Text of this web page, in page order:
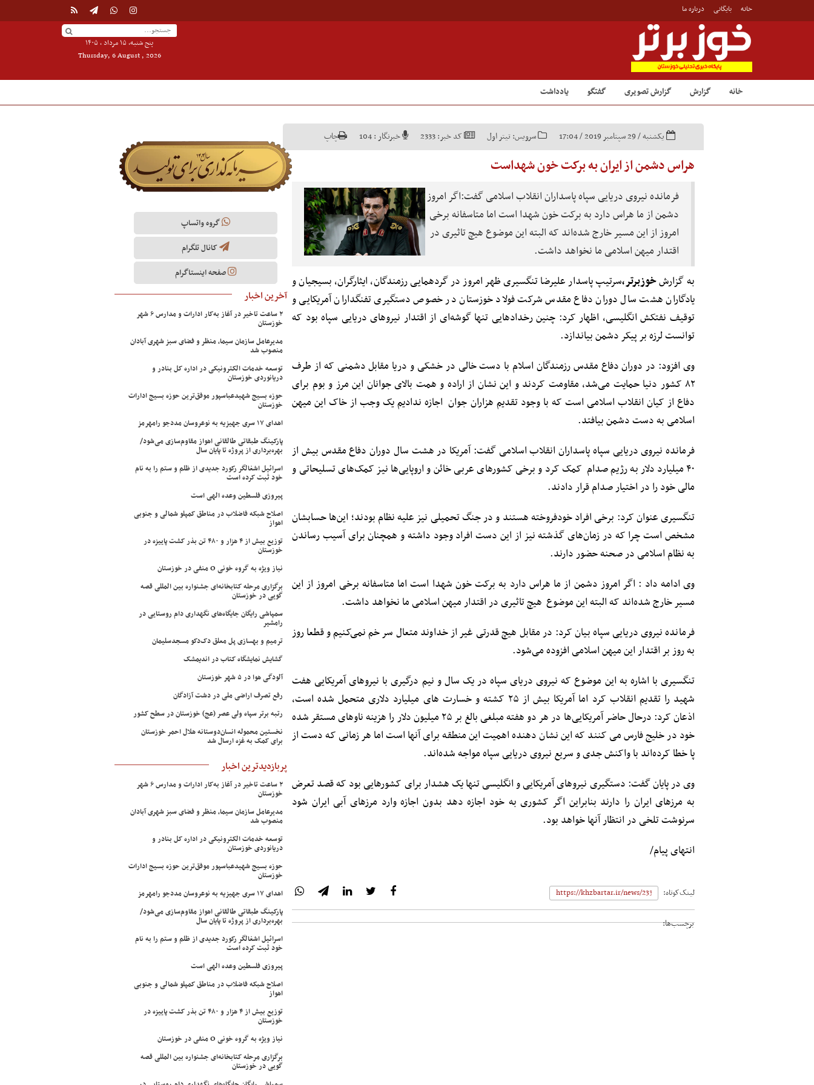
خانه بایگانی درباره ما
پنج شنبه, ۱۵ مرداد , ۱۴۰۵
Thursday, 6 August , 2026
خانه گزارش گزارش تصویری گفتگو یادداشت
یکشنبه / 29 سپتامبر 2019 / 17:04 سرویس: تیتر اول کد خبر:2333 خبرنگار :104 چاپ
هراس دشمن از ایران به برکت خون شهداست
فرمانده نیروی دریایی سپاه پاسداران انقلاب اسلامی گفت:اگر امروز
دشمن از ما هراس دارد به برکت خون شهدا است اما متاسفانه برخی
امروز از این مسیر خارج شده‌اند که البته این موضوع هیچ تاثیری در
اقتدار میهن اسلامی ما نخواهد داشت.
به گزارشخوزبرتر،سرتیپ پاسدار علیرضا تنگسیری ظهر امروز در گردهمایی رزمندگان، ایثارگران، بسیجیان و
یادگاران هشت سال دوران دفاع مقدس شرکت فولاد خوزستان در خصوص دستگیری تفنگداران آمریکایی و
توقیف نفتکش انگلیسی، اظهار کرد: چنین رخدادهایی تنها گوشه‌ای از اقتدار نیروهای دریایی سپاه بود که
توانست لرزه بر پیکر دشمن بیاندازد.
وی افزود: در دوران دفاع مقدس رزمندگان اسلام با دست خالی در خشکی و دریا مقابل دشمنی که از طرف
۸۲ کشور دنیا حمایت می‌شد، مقاومت کردند و این نشان از اراده و همت بالای جوانان این مرز و بوم برای
دفاع از کیان انقلاب اسلامی است که با وجود تقدیم هزاران جوان اجازه ندادیم یک وجب از خاک این میهن
اسلامی به دست دشمن بیافتد.
فرمانده نیروی دریایی سپاه پاسداران انقلاب اسلامی گفت: آمریکا در هشت سال دوران دفاع مقدس بیش از
۴۰ میلیارد دلار به رژیم صدام کمک کرد و برخی کشورهای عربی خائن و اروپایی‌ها نیز کمک‌های تسلیحاتی و
مالی خود را در اختیار صدام قرار دادند.
تنگسیری عنوان کرد: برخی افراد خودفروخته هستند و در جنگ تحمیلی نیز علیه نظام بودند؛ این‌ها حسابشان
مشخص است چرا که در زمان‌های گذشته نیز از این دست افراد وجود داشته و همچنان برای آسیب رساندن
به نظام اسلامی در صحنه حضور دارند.
وی ادامه داد : اگر امروز دشمن از ما هراس دارد به برکت خون شهدا است اما متاسفانه برخی امروز از این
مسیر خارج شده‌اند که البته این موضوع هیچ تاثیری در اقتدار میهن اسلامی ما نخواهد داشت.
فرمانده نیروی دریایی سپاه بیان کرد: در مقابل هیچ قدرتی غیر از خداوند متعال سر خم نمی‌کنیم و قطعا روز
به روز بر اقتدار این میهن اسلامی افزوده می‌شود.
تنگسیری با اشاره به این موضوع که نیروی دریای سپاه در یک سال و نیم درگیری با نیروهای آمریکایی هفت
شهید را تقدیم انقلاب کرد اما آمریکا بیش از ۲۵ کشته و خسارت های میلیارد دلاری متحمل شده است،
اذعان کرد: درحال حاضر آمریکایی‌ها در هر دو هفته مبلغی بالغ بر ۲۵ میلیون دلار را هزینه ناوهای مستقر شده
خود در خلیج فارس می کنند که این نشان دهنده اهمیت این منطقه برای آنها است اما هر زمانی که دست از
پا خطا کرده‌اند با واکنش جدی و سریع نیروی دریایی سپاه مواجه شده‌اند.
وی در پایان گفت: دستگیری نیروهای آمریکایی و انگلیسی تنها یک هشدار برای کشورهایی بود که قصد تعرض
به مرزهای ایران را دارند بنابراین اگر کشوری به خود اجازه دهد بدون اجازه وارد مرزهای آبی ایران شود
سرنوشت تلخی در انتظار آنها خواهد بود.
انتهای پیام/
لینک‌کوتاه:
برچسب‌ها:
گروه واتساپ
کانال تلگرام
صفحه اینستاگرام
آخرین اخبار
۲ ساعت تاخیر در آغاز به‌کار ادارات و مدارس ۶ شهر
خوزستان
مدیرعامل سازمان سیما، منظر و فضای سبز شهری آبادان
منصوب شد
توسعه خدمات الکترونیکی در اداره کل بنادر و
دریانوردی خوزستان
حوزه بسیج شهیدعباسپور موفق‌ترین حوزه بسیج ادارات
خوزستان
اهدای ۱۷ سری جهیزیه به نوعروسان مددجو رامهرمز
پارکینگ طبقاتی طالقانی اهواز مقاوم‌سازی می‌شود/
بهره‌برداری از پروژه تا پایان سال
اسرائیل اشغالگر رکورد جدیدی از ظلم و ستم را به نام
خود ثبت کرده است
پیروزی فلسطین وعده الهی است
اصلاح شبکه فاضلاب در مناطق کمپلو شمالی و جنوبی
اهواز
توزیع بیش از ۴ هزار و ۴۸۰ تن بذر کشت پاییزه در
خوزستان
نیاز ویژه به گروه خونی O منفی در خوزستان
برگزاری مرحله کتابخانه‌ای جشنواره بین المللی قصه
گویی در خوزستان
سمپاشی رایگان جایگاه‌های نگهداری دام روستایی در
رامشیر
ترمیم و بهسازی پل معلق دک‌دکو مسجدسلیمان
گشایش نمایشگاه کتاب در اندیمشک
آلودگی هوا در ۵ شهر خوزستان
رفع تصرف اراضی ملی در دشت آزادگان
رتبه برتر سپاه ولی عصر (عج) خوزستان در سطح کشور
نخستین محموله انسان‌دوستانه هلال احمر خوزستان
برای کمک به غزه ارسال شد
پربازدیدترین اخبار
۲ ساعت تاخیر در آغاز به‌کار ادارات و مدارس ۶ شهر
خوزستان
مدیرعامل سازمان سیما، منظر و فضای سبز شهری آبادان
منصوب شد
توسعه خدمات الکترونیکی در اداره کل بنادر و
دریانوردی خوزستان
حوزه بسیج شهیدعباسپور موفق‌ترین حوزه بسیج ادارات
خوزستان
اهدای ۱۷ سری جهیزیه به نوعروسان مددجو رامهرمز
پارکینگ طبقاتی طالقانی اهواز مقاوم‌سازی می‌شود/
بهره‌برداری از پروژه تا پایان سال
اسرائیل اشغالگر رکورد جدیدی از ظلم و ستم را به نام
خود ثبت کرده است
پیروزی فلسطین وعده الهی است
اصلاح شبکه فاضلاب در مناطق کمپلو شمالی و جنوبی
اهواز
توزیع بیش از ۴ هزار و ۴۸۰ تن بذر کشت پاییزه در
خوزستان
نیاز ویژه به گروه خونی O منفی در خوزستان
برگزاری مرحله کتابخانه‌ای جشنواره بین المللی قصه
گویی در خوزستان